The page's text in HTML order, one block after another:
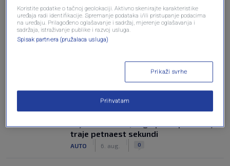
Oglas
NAJČITANIJE
Auto koje stoji na suncu ne hladi se
traje petnaest sekundi
AUTO 6. aug. 0
Koristite podatke o tačnoj geolokaciji. Aktivno skenirajte karakteristike
uređaja radi identifikacije. Spremanje podataka i/ili pristupanje podacima
na uređaju. Prilagođeno oglašavanje i sadržaj, mjerenje oglašavanja i
sadržaja, istraživanje publike i razvoj usluga.
Spisak partnera (pružalaca usluga)
Prikaži svrhe
Prihvatam